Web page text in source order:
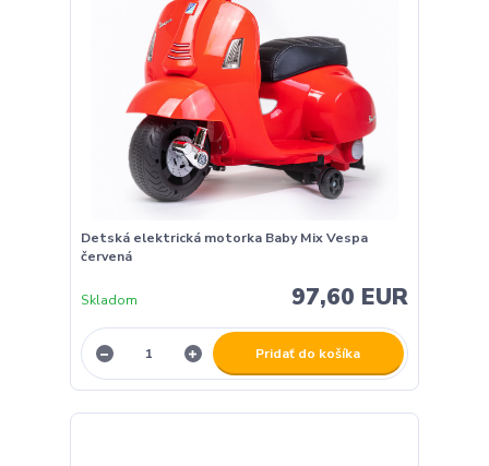
Detská elektrická motorka Baby Mix Vespa
červená
97,60 EUR
Skladom
Pridať do košíka